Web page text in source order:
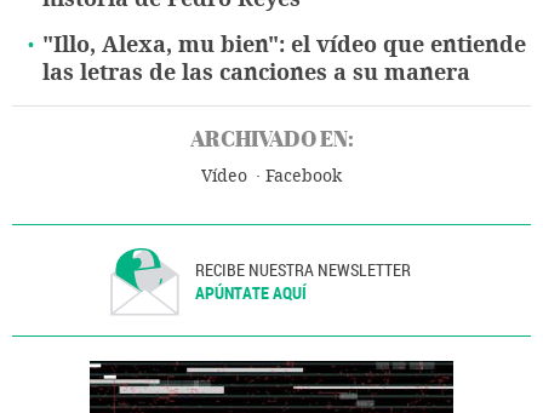
"Illo, Alexa, mu bien": el vídeo que entiende
las letras de las canciones a su manera
ARCHIVADO EN:
Vídeo Facebook
RECIBE NUESTRA NEWSLETTER
APÚNTATE AQUÍ